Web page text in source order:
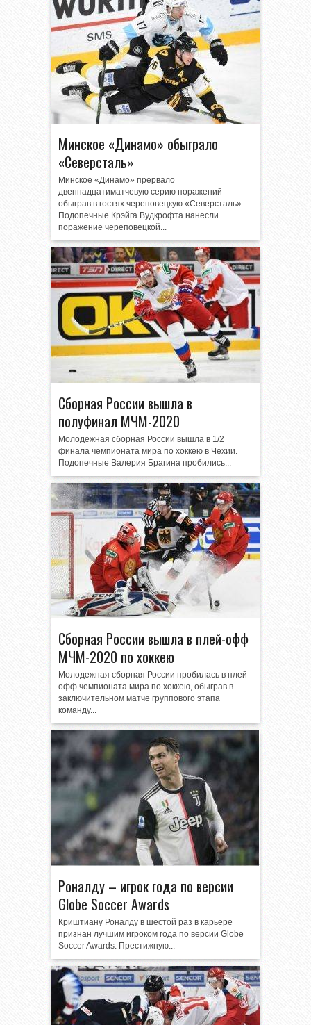
Минское «Динамо» обыграло
«Северсталь»
Минское «Динамо» прервало
двеннадцатиматчевую серию поражений
обыграв в гостях череповецкую «Северсталь».
Подопечные Крэйга Вудкрофта нанесли
поражение череповецкой...
Сборная России вышла в
полуфинал МЧМ-2020
Молодежная сборная России вышла в 1/2
финала чемпионата мира по хоккею в Чехии.
Подопечные Валерия Брагина пробились...
Сборная России вышла в плей-офф
МЧМ-2020 по хоккею
Молодежная сборная России пробилась в плей-
офф чемпионата мира по хоккею, обыграв в
заключительном матче группового этапа
команду...
Роналду – игрок года по версии
Globe Soccer Awards
Криштиану Роналду в шестой раз в карьере
признан лучшим игроком года по версии Globe
Soccer Awards. Престижную...